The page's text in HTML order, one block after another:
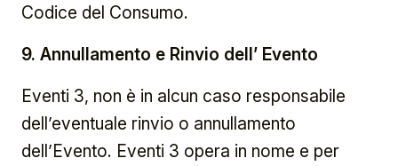
Codice del Consumo.
9. Annullamento e Rinvio dell’ Evento
Eventi 3, non è in alcun caso responsabile
dell’eventuale rinvio o annullamento
dell’Evento. Eventi 3 opera in nome e per